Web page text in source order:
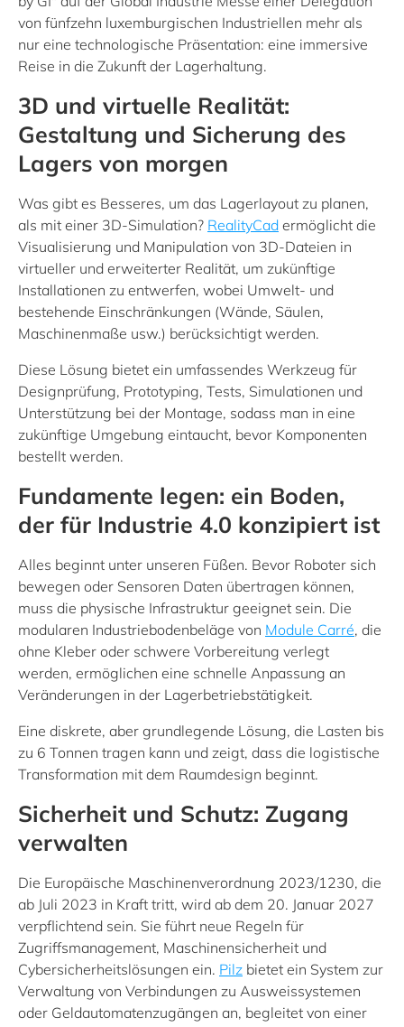
von fünfzehn luxemburgischen Industriellen mehr als
nur eine technologische Präsentation: eine immersive
Reise in die Zukunft der Lagerhaltung.
3D und virtuelle Realität:
Gestaltung und Sicherung des
Lagers von morgen
Was gibt es Besseres, um das Lagerlayout zu planen,
als mit einer 3D-Simulation? RealityCad ermöglicht die
Visualisierung und Manipulation von 3D-Dateien in
virtueller und erweiterter Realität, um zukünftige
Installationen zu entwerfen, wobei Umwelt- und
bestehende Einschränkungen (Wände, Säulen,
Maschinenmaße usw.) berücksichtigt werden.
Diese Lösung bietet ein umfassendes Werkzeug für
Designprüfung, Prototyping, Tests, Simulationen und
Unterstützung bei der Montage, sodass man in eine
zukünftige Umgebung eintaucht, bevor Komponenten
bestellt werden.
Fundamente legen: ein Boden,
der für Industrie 4.0 konzipiert ist
Alles beginnt unter unseren Füßen. Bevor Roboter sich
bewegen oder Sensoren Daten übertragen können,
muss die physische Infrastruktur geeignet sein. Die
modularen Industriebodenbeläge von Module Carré, die
ohne Kleber oder schwere Vorbereitung verlegt
werden, ermöglichen eine schnelle Anpassung an
Veränderungen in der Lagerbetriebstätigkeit.
Eine diskrete, aber grundlegende Lösung, die Lasten bis
zu 6 Tonnen tragen kann und zeigt, dass die logistische
Transformation mit dem Raumdesign beginnt.
Sicherheit und Schutz: Zugang
verwalten
Die Europäische Maschinenverordnung 2023/1230, die
ab Juli 2023 in Kraft tritt, wird ab dem 20. Januar 2027
verpflichtend sein. Sie führt neue Regeln für
Zugriffsmanagement, Maschinensicherheit und
Cybersicherheitslösungen ein. Pilz bietet ein System zur
Verwaltung von Verbindungen zu Ausweissystemen
oder Geldautomatenzugängen an, begleitet von einer